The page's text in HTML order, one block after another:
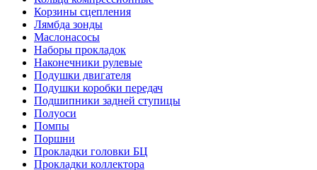
Корзины сцепления
Лямбда зонды
Маслонасосы
Наборы прокладок
Наконечники рулевые
Подушки двигателя
Подушки коробки передач
Подшипники задней ступицы
Полуоси
Помпы
Поршни
Прокладки головки БЦ
Прокладки коллектора